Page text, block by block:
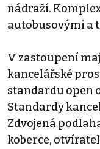
nádraží.
autobusovými a
V zastoupení
kancelářské
standardu open
Standardy
Zdvojená
koberce,